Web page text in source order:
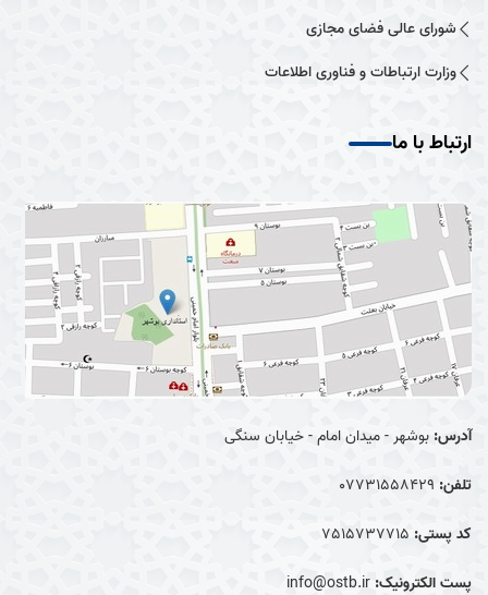
شورای عالی فضای مجازی
وزارت ارتباطات و فناوری اطلاعات
ارتباط با ما
آدرس: بوشهر - میدان امام - خیابان سنگی
تلفن: 07731558429
کد پستی: 7515737715
پست الکترونیک: info@ostb.ir